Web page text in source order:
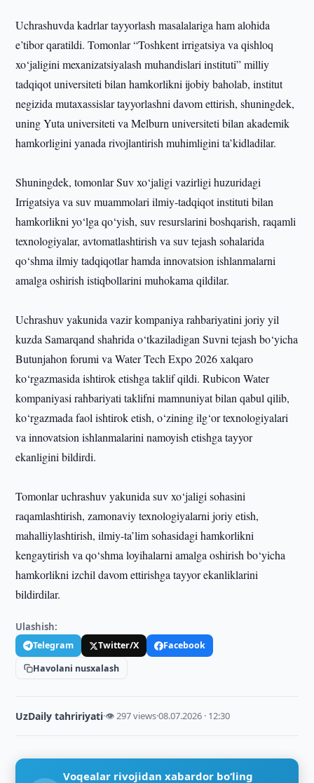
Uchrashuvda kadrlar tayyorlash masalalariga ham alohida
e’tibor qaratildi. Tomonlar “Toshkent irrigatsiya va qishloq
xo‘jaligini mexanizatsiyalash muhandislari instituti” milliy
tadqiqot universiteti bilan hamkorlikni ijobiy baholab, institut
negizida mutaxassislar tayyorlashni davom ettirish, shuningdek,
uning Yuta universiteti va Melburn universiteti bilan akademik
hamkorligini yanada rivojlantirish muhimligini ta’kidladilar.
Shuningdek, tomonlar Suv xo‘jaligi vazirligi huzuridagi
Irrigatsiya va suv muammolari ilmiy-tadqiqot instituti bilan
hamkorlikni yo‘lga qo‘yish, suv resurslarini boshqarish, raqamli
texnologiyalar, avtomatlashtirish va suv tejash sohalarida
qo‘shma ilmiy tadqiqotlar hamda innovatsion ishlanmalarni
amalga oshirish istiqbollarini muhokama qildilar.
Uchrashuv yakunida vazir kompaniya rahbariyatini joriy yil
kuzda Samarqand shahrida o‘tkaziladigan Suvni tejash bo‘yicha
Butunjahon forumi va Water Tech Expo 2026 xalqaro
ko‘rgazmasida ishtirok etishga taklif qildi. Rubicon Water
kompaniyasi rahbariyati taklifni mamnuniyat bilan qabul qilib,
ko‘rgazmada faol ishtirok etish, o‘zining ilg‘or texnologiyalari
va innovatsion ishlanmalarini namoyish etishga tayyor
ekanligini bildirdi.
Tomonlar uchrashuv yakunida suv xo‘jaligi sohasini
raqamlashtirish, zamonaviy texnologiyalarni joriy etish,
mahalliylashtirish, ilmiy-ta’lim sohasidagi hamkorlikni
kengaytirish va qo‘shma loyihalarni amalga oshirish bo‘yicha
hamkorlikni izchil davom ettirishga tayyor ekanliklarini
bildirdilar.
Ulashish:
Telegram Twitter/X
Facebook
Havolani nusxalash
UzDaily tahririyati·👁 297 views·08.07.2026 · 12:30
Voqealar rivojidan xabardor bo‘ling